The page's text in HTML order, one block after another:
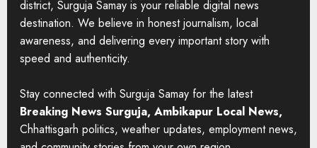
district, Surguja Samay is your reliable digital news
destination. We believe in honest journalism, local
awareness, and delivering every important story with
speed and authenticity.
Stay connected with Surguja Samay for the latest
Breaking News Surguja, Ambikapur Local News,
Chhattisgarh politics, weather updates, employment news,